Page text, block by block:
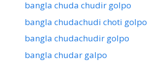
bangla chuda chudir golpo
bangla chudachudi choti golpo
bangla chudachudir golpo
bangla chudar galpo